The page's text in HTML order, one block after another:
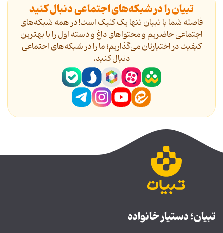
تبیان را در شبکه‌های اجتماعی دنبال کنید
فاصله شما با تبیان تنها یک کلیک است! در همه شبکه‌های
اجتماعی حاضریم و محتواهای داغ و دسته اول را با بهترین
کیفیت در اختیارتان می‌گذاریم؛ ما را در شبکه‌های اجتماعی
دنیال کنید.
تبیان؛ دستیار خانواده